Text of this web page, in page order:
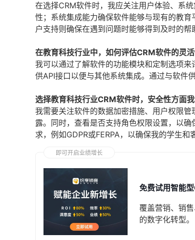
在选择CRM软件时，我应关注用户体验、系
性；系统集成能力确保软件能够与现有的教
户支持则确保在遇到问题时能够得到及时的帮
在教育科技行业中，如何评估CRM软件的灵活
我可以通过了解软件的功能模块和定制选项
供API接口以便与其他系统集成。通过与软件
选择教育科技行业CRM软件时，安全性方面我
我需要关注软件的数据加密措施、用户权限
露。同时，查看是否支持角色权限设置，以
求，例如GDPR或FERPA，以确保我的学生和
即可开启业绩增长
免费试用智能
覆盖营销、销
的数字化转型。